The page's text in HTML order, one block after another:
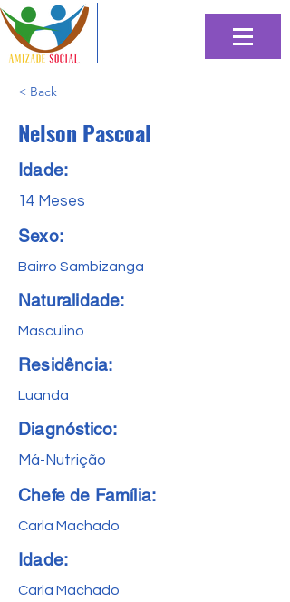
< Back
Nelson Pascoal
Idade:
14 Meses
Sexo:
Bairro Sambizanga
Naturalidade:
Masculino
Residência:
Luanda
Diagnóstico:
Má-Nutrição
Chefe de Família:
Carla Machado
Idade:
Carla Machado